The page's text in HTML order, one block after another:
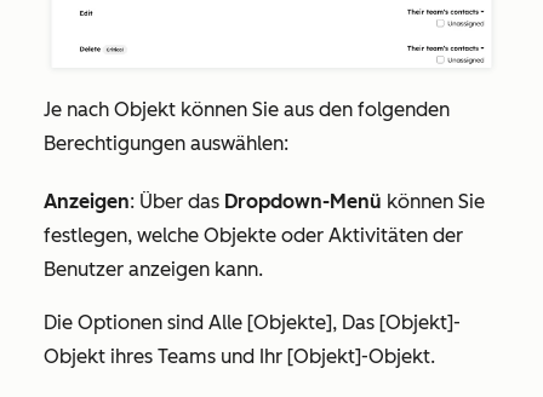
Je nach Objekt können Sie aus den folgenden
Berechtigungen auswählen:
Anzeigen: Über das Dropdown-Menü können Sie
festlegen, welche Objekte oder Aktivitäten der
Benutzer anzeigen kann.
Die Optionen sind Alle [Objekte], Das [Objekt]-
Objekt ihres Teams und Ihr [Objekt]-Objekt.